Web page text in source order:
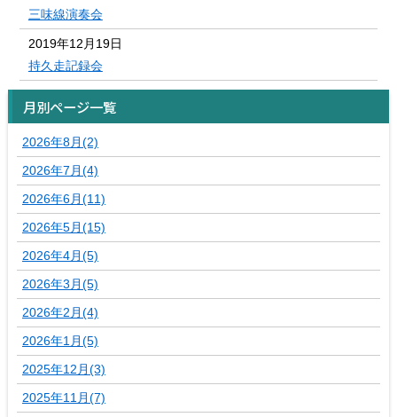
三味線演奏会
2019年12月19日
持久走記録会
月別ページ一覧
2026年8月(2)
2026年7月(4)
2026年6月(11)
2026年5月(15)
2026年4月(5)
2026年3月(5)
2026年2月(4)
2026年1月(5)
2025年12月(3)
2025年11月(7)